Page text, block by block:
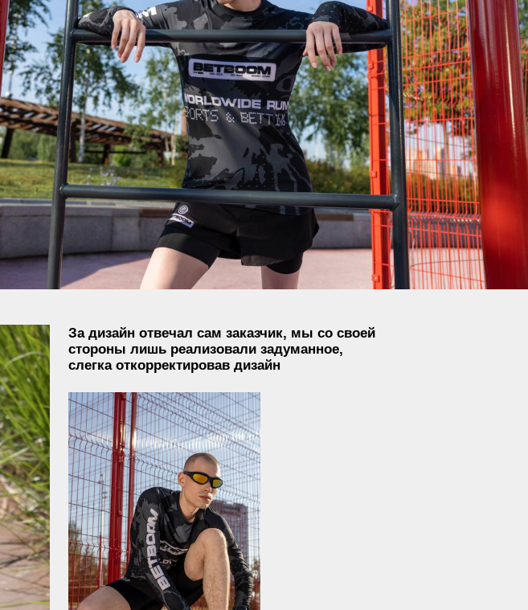
За дизайн отвечал сам заказчик, мы со своей
стороны лишь реализовали задуманное,
слегка откорректировав дизайн